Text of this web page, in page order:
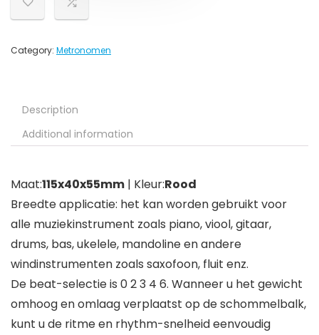
Category: Metronomen
Description
Additional information
Maat:115x40x55mm | Kleur:Rood
Breedte applicatie: het kan worden gebruikt voor
alle muziekinstrument zoals piano, viool, gitaar,
drums, bas, ukelele, mandoline en andere
windinstrumenten zoals saxofoon, fluit enz.
De beat-selectie is 0 2 3 4 6. Wanneer u het gewicht
omhoog en omlaag verplaatst op de schommelbalk,
kunt u de ritme en rhythm-snelheid eenvoudig